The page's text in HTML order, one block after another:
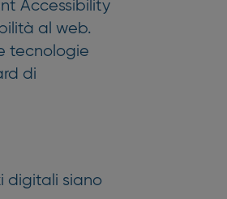
Accessibility
al web.
tecnologie
di
digitali siano